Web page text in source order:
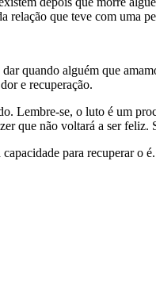
relação que teve com uma
quando alguém que
e recuperação.
Lembre-se, o luto é um
que não voltará a ser
para recuperar